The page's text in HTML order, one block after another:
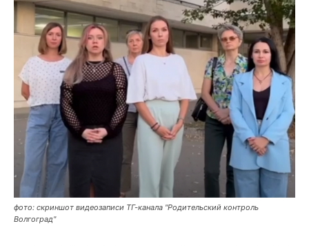
фото: скриншот видеозаписи ТГ-канала "Родительский контроль
Волгоград"